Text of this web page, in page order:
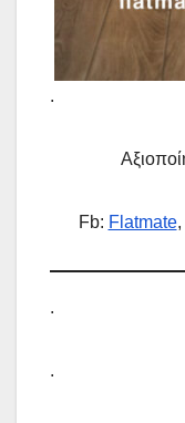
.
Fb: Flatmate,
.
.